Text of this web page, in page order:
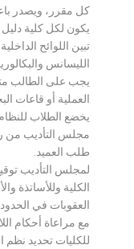
كل مقرر، ويصدر
يكون لكل كلية
تبين اللوائح
الليسانس
يجب على الطالب
العملية أو قاعات
يخضع الطلاب
مجلس التأديب من
طلب العميد.
لمجلس التأديب
الكلية وللأساتذة
العقوبات في الحدود
مع مراعاة أحكام
للكليات تحديد نظم